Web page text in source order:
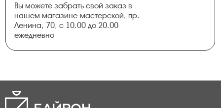
Вы можете забрать свой заказ в
нашем магазине-мастерской, пр.
Ленина, 70, с 10.00 до 20.00
ежедневно